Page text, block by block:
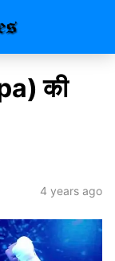
की
4 years ago